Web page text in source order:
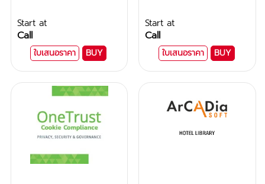
Start at
Call
ใบเสนอราคา BUY
Start at
Call
ใบเสนอราคา BUY